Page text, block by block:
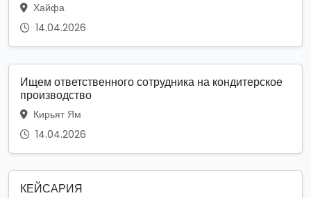
Хайфа
14.04.2026
Ищем ответственного сотрудника на кондитерское
производство
Кирьят Ям
14.04.2026
КЕЙСАРИЯ